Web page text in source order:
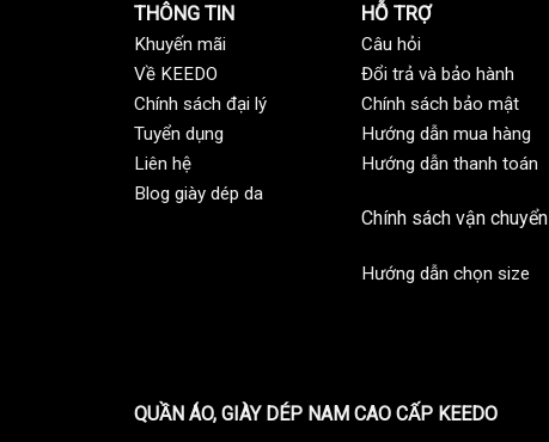
THÔNG TIN
Khuyến mãi
Về KEEDO
Chính sách đại lý
Tuyển dụng
Liên hệ
Blog giày dép da
HỖ TRỢ
Câu hỏi
Đổi trả và bảo hành
Chính sách bảo mật
Hướng dẫn mua hàng
Hướng dẫn thanh toán
Chính sách vận chuyển
Hướng dẫn chọn size
QUẦN ÁO, GIÀY DÉP NAM CAO CẤP KEEDO